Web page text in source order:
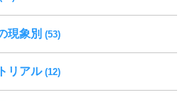
現象別 (53)
リアル(12)